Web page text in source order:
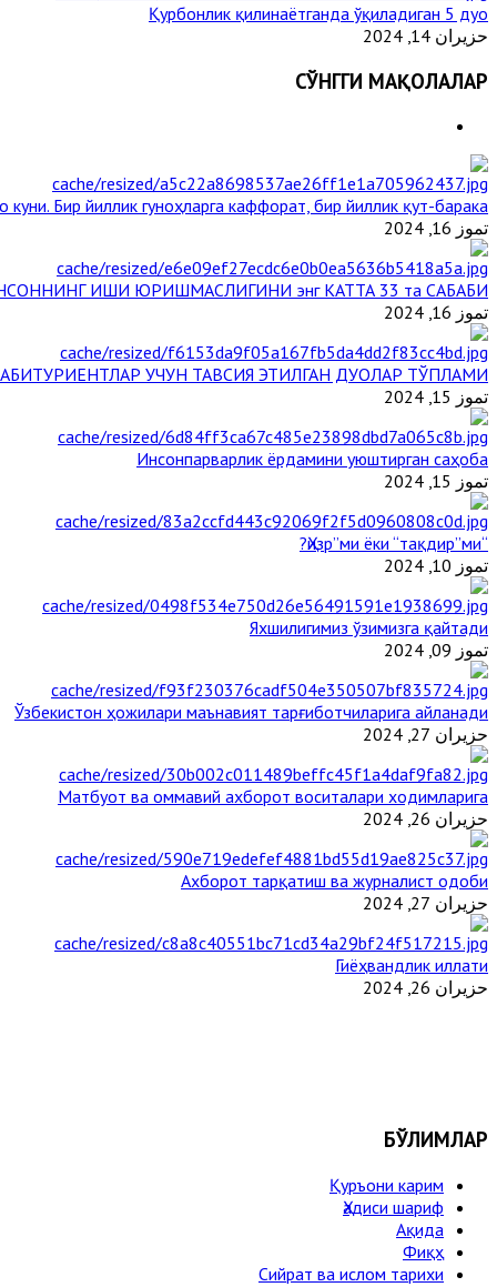
Қурбонлик қилинаётганда ўқиладиган 5 дуо
حزيران 14, 2024
СЎНГГИ МАҚОЛАЛАР
Бир йиллик гуноҳларга каффорат, бир йиллик қут-барака
تموز 16, 2024
ИШИ ЮРИШМАСЛИГИНИ энг КАТТА 33 та САБАБИ
تموز 16, 2024
АБИТУРИЕНТЛАР УЧУН ТАВСИЯ ЭТИЛГАН ДУОЛАР ТЎПЛАМИ
تموز 15, 2024
Инсонпарварлик ёрдамини уюштирган саҳоба
تموز 15, 2024
“Ҳизр”ми ёки “тақдир”ми?
تموز 10, 2024
Яхшилигимиз ўзимизга қайтади
تموز 09, 2024
Ўзбекистон ҳожилари маънавият тарғиботчиларига айланади
حزيران 27, 2024
Матбуот ва оммавий ахборот воситалари ходимларига
حزيران 26, 2024
Ахборот тарқатиш ва журналист одоби
حزيران 27, 2024
Гиёҳвандлик иллати
حزيران 26, 2024
БЎЛИМЛАР
Қуръони карим
Ҳадиси шариф
Ақида
Фиқҳ
Сийрат ва ислом тарихи